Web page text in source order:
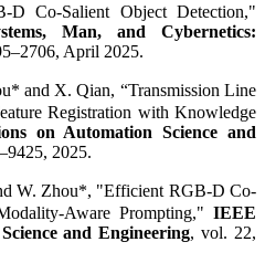
Co-Salient Object Detection,"
Man, and Cybernetics:
April 2025.
and X. Qian, “Transmission Line
Registration with Knowledge
on Automation Science and
2025.
W. Zhou*, "Efficient RGB-D Co-
Aware Prompting," IEEE
and Engineering, vol. 22,